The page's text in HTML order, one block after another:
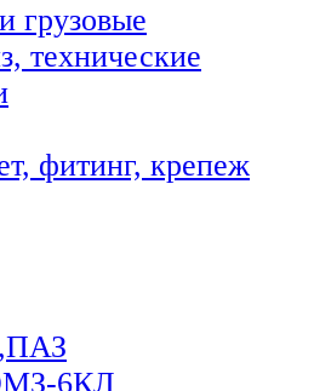
грузовые
технические
фитинг, крепеж
6КЛ